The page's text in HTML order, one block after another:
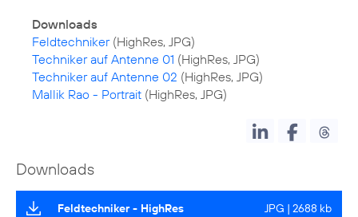
Downloads
Feldtechniker
Techniker auf Antenne 01
Techniker auf Antenne 02
Mallik Rao - Portrait (HighRes, JPG)
Downloads
Feldtechniker - HighRes JPG | 2688 kb